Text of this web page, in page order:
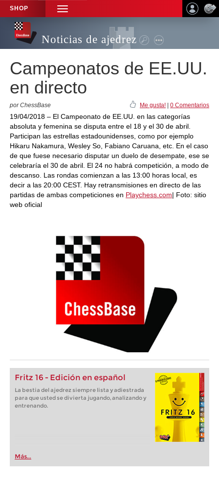
SHOP
TOGGLE
NAVIGATION
Noticias de ajedrez
Campeonatos de EE.UU.
en directo
por ChessBase Me gusta! 0 Comentarios
19/04/2018 – El Campeonato de EE.UU. en las categorías
absoluta y femenina se disputa entre el 18 y el 30 de abril.
Participan las estrellas estadounidenses, como por ejemplo
Hikaru Nakamura, Wesley So, Fabiano Caruana, etc. En el caso
de que fuese necesario disputar un duelo de desempate, ese se
celebraría el 30 de abril. El 24 no habrá competición, a modo de
descanso. Las rondas comienzan a las 13:00 horas local, es
decir a las 20:00 CEST. Hay retransmisiones en directo de las
partidas de ambas competiciones en Playchess.com| Foto: sitio
web oficial
Fritz 16 - Edición en español
La bestia del ajedrez siempre lista y adiestrada
para que usted se divierta jugando, analizando y
entrenando.
Más...